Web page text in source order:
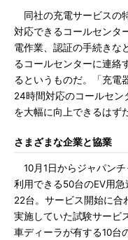
同社の充電サービスの
対応できるコールセンタ
電作業、認証の手続きな
るコールセンターに連絡
るというものだ。「充電
24時間対応のコールセン
を大幅に向上できるはず
さまざまな企業と協業
10月1日からジャパン
利用できる50台のEV用
22台。サービス開始に合
実施していた試験サービ
車ディーラが有する10台